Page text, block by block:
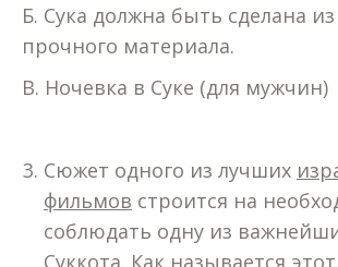
Б. Сука должна быть сделана
прочного материала.
В. Ночевка в Суке (для мужчин)
Сюжет одного из лучших
фильмов строится на
соблюдать одну из
Суккота. Как называется